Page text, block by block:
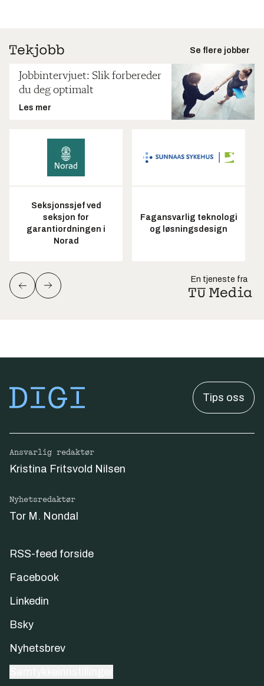
Se flere jobber
Jobbintervjuet: Slik forbereder
du deg optimalt
Les mer
Seksjonssjef ved
seksjon for
garantiordningen i
Norad
Fagansvarlig teknologi
og løsningsdesign
En tjeneste fra
Tips oss
Ansvarlig redaktør
Kristina Fritsvold Nilsen
Nyhetsredaktør
Tor M. Nondal
RSS-feed forside
Facebook
Linkedin
Bsky
Nyhetsbrev